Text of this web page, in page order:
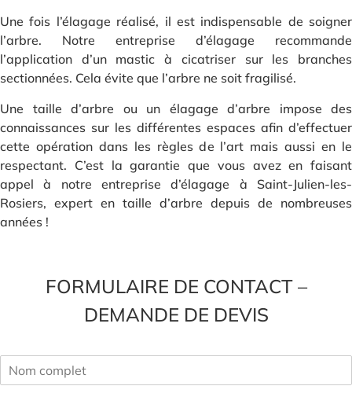
Une fois l’élagage réalisé, il est indispensable de soigner
l’arbre. Notre entreprise d’élagage recommande
l’application d’un mastic à cicatriser sur les branches
sectionnées. Cela évite que l’arbre ne soit fragilisé.
Une taille d’arbre ou un élagage d’arbre impose des
connaissances sur les différentes espaces afin d’effectuer
cette opération dans les règles de l’art mais aussi en le
respectant. C’est la garantie que vous avez en faisant
appel à notre entreprise d’élagage à Saint-Julien-les-
Rosiers, expert en taille d’arbre depuis de nombreuses
années !
FORMULAIRE DE CONTACT –
DEMANDE DE DEVIS